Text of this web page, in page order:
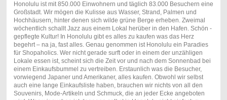
Honolulu ist mit 850.000 Einwohnern und täglich 83.000 Besuchern eine
Großstadt. Wir mögen die Kulisse aus Wasser, Strand, Palmen und
Hochhäusern, hinter denen sich wilde grüne Berge erheben. Zweimal
wöchentlich schallt Jazz aus einem Lokal herüber in den Hafen. Schön -
gepflegte Kultur! In Honolulu gibt es alles zu kaufen was das Herz
begehrt – na ja, fast alles. Genau genommen ist Honolulu ein Paradies
für Shopaholics. Wer nicht gerade surft oder in einem der unzähligen
Lokale essen ist, scheint sich die Zeit vor und nach dem Sonnenbad bei
einem Einkaufsbummel zu vertreiben. Erstaunlich was die Besucher,
vorwiegend Japaner und Amerikaner, alles kaufen. Obwohl wir selbst
auch eine lange Einkaufsliste haben, brauchen wir nichts von all den
Souvenirs, Mode-Artikeln und Schmuck, die an jeder Ecke angeboten